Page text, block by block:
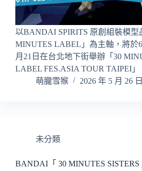
以BANDAI SPIRITS 原創組裝模型
MINUTES LABEL」為主軸，將於
月21日在台北地下街舉辦「30
LABEL FES.ASIA TOUR TAIPEI」
萌朧雪猴
2026 年 5 月 26 日
未分類
BANDAI「 30 MINUTES